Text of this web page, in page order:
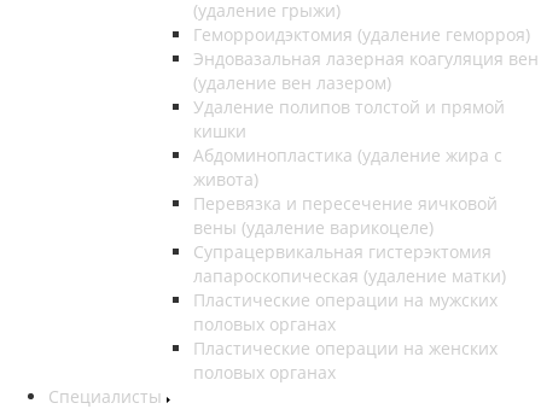
(удаление грыжи)
Геморроидэктомия (удаление геморроя)
Эндовазальная лазерная коагуляция вен
(удаление вен лазером)
Удаление полипов толстой и прямой
кишки
Абдоминопластика (удаление жира с
живота)
Перевязка и пересечение яичковой
вены (удаление варикоцеле)
Супрацервикальная гистерэктомия
лапароскопическая (удаление матки)
Пластические операции на мужских
половых органах
Пластические операции на женских
половых органах
Специалисты